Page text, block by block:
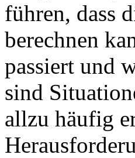
führen, dass
berechnen
passiert und
sind
allzu häufig